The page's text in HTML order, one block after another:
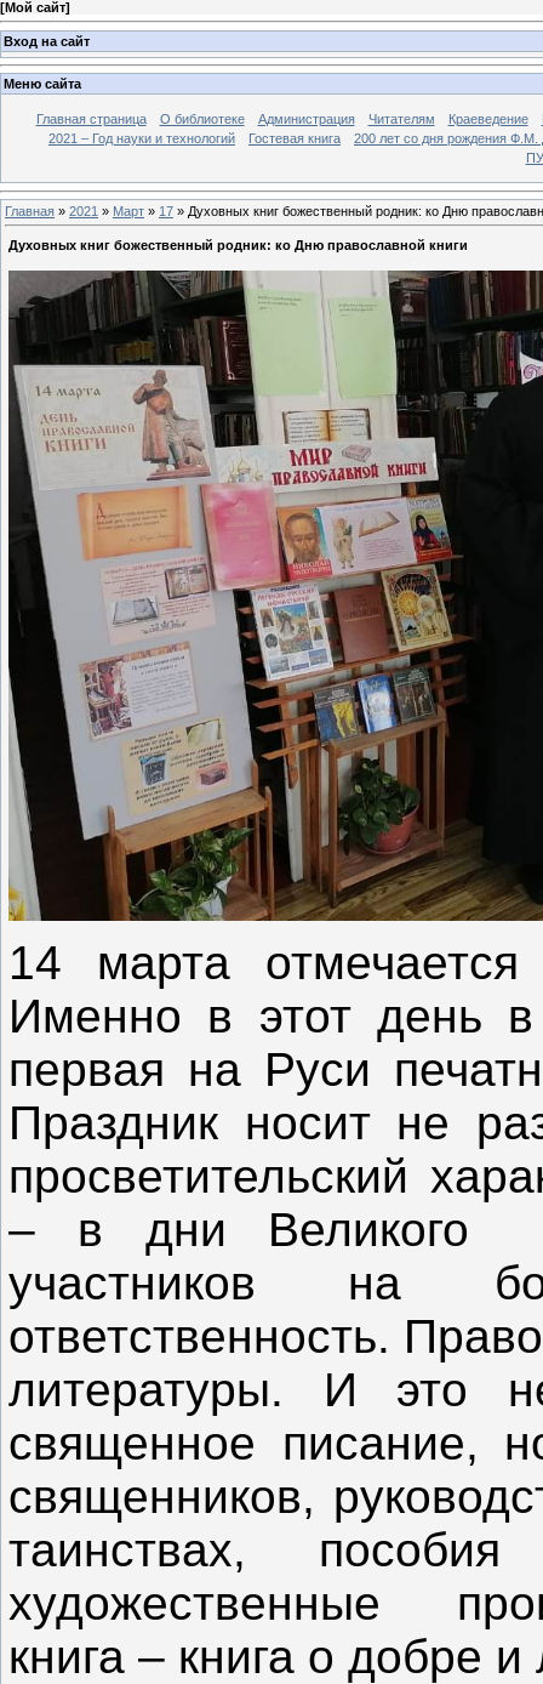
[Мой сайт]
Вход на сайт
Меню сайта
Главная страница О библиотеке Администрация Читателям Краеведение
2021 – Год науки и технологий
Гостевая книга
200 лет со дня рождения Ф.М.
Главная » 2021 » Март » 17 » Духовных книг божественный родник: ко Дню
Духовных книг божественный родник: ко Дню православной книги
14 марта
Именно в этот день
первая на Руси
Праздник носит не
просветительский
– в дни Великого
участников на
ответственность.
литературы. И это
священное писание,
священников,
таинствах,
художественные
книга – книга о добре